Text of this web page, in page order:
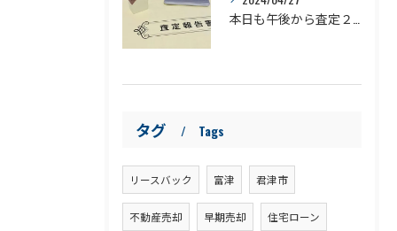
タグ Tags
リースバック 富津 君津市
不動産売却 早期売却 住宅ローン